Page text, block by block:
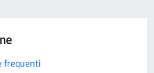
frequenti